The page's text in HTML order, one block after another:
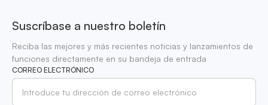
Suscríbase a nuestro boletín
Reciba las mejores y más recientes noticias y lanzamientos de
funciones directamente en su bandeja de entrada
CORREO ELECTRÓNICO